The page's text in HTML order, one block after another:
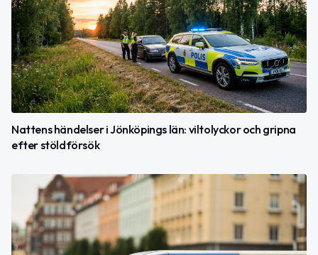
Nattens händelser i Jönköpings län: viltolyckor och gripna
efter stöldförsök